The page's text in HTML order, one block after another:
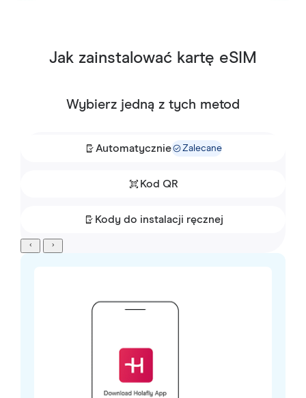
Jak zainstalować kartę eSIM
Wybierz jedną z tych metod
Automatycznie Zalecane
Kod QR
Kody do instalacji ręcznej